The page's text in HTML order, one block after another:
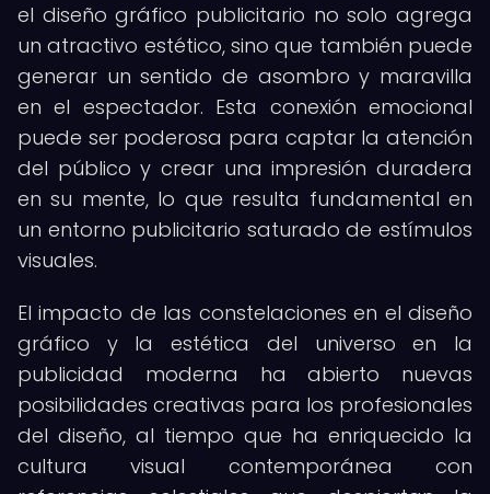
el diseño gráfico publicitario no solo agrega
un atractivo estético, sino que también puede
generar un sentido de asombro y maravilla
en el espectador. Esta conexión emocional
puede ser poderosa para captar la atención
del público y crear una impresión duradera
en su mente, lo que resulta fundamental en
un entorno publicitario saturado de estímulos
visuales.
El impacto de las constelaciones en el diseño
gráfico y la estética del universo en la
publicidad moderna ha abierto nuevas
posibilidades creativas para los profesionales
del diseño, al tiempo que ha enriquecido la
cultura visual contemporánea con